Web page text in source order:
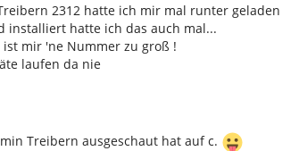
2312 hatte ich mir mal runter geladen
installiert hatte ich das auch mal...
mir 'ne Nummer zu groß !
laufen da nie
Treibern ausgeschaut hat auf c.